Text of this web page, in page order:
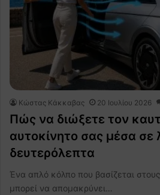
Κώστας Κάκκαβας 20 Ιουλίου 2026
Πώς να διώξετε τον
αυτοκίνητο σας μέσα σε
δευτερόλεπτα
Ένα απλό κόλπο που βασίζεται
μπορεί να απομακρύνει…